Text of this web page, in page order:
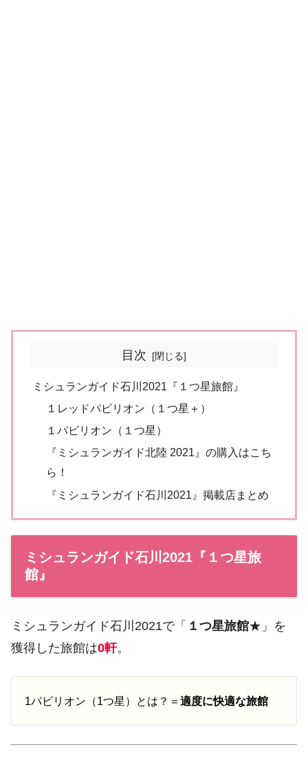
目次
ミシュランガイド石川2021『１つ星旅館』
１レッドパビリオン（１つ星＋）
１パビリオン（１つ星）
『ミシュランガイド北陸 2021』の購入はこち
ら！
『ミシュランガイド石川2021』掲載店まとめ
ミシュランガイド石川2021『１つ星旅
館』
ミシュランガイド石川2021で「 １つ星旅館★」を
獲得した旅館は0軒。
1パビリオン（1つ星）とは？＝ 適度に快適な旅館